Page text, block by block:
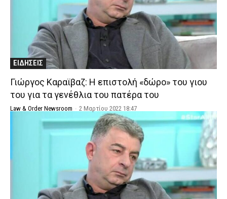
ΕΙΔΗΣΕΙΣ
Γιώργος Καραϊβαζ: Η επιστολή «δώρο» του γιου
του για τα γενέθλια του πατέρα του
Law & Order Newsroom - 2 Μαρτίου 2022 18:47